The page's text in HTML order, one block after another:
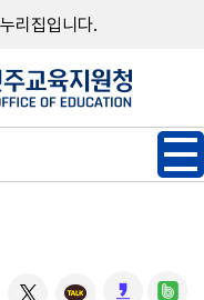
리집입니다.